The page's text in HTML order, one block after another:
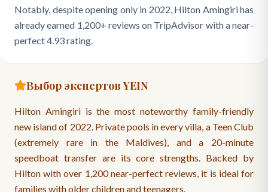
Notably, despite opening only in 2022, Hilton Amingiri has
already earned 1,200+ reviews on TripAdvisor with a near-
perfect 4.93 rating.
Выбор экспертов YEIN
Hilton Amingiri is the most noteworthy family-friendly
new island of 2022. Private pools in every villa, a Teen Club
(extremely rare in the Maldives), and a 20-minute
speedboat transfer are its core strengths. Backed by
Hilton with over 1,200 near-perfect reviews, it is ideal for
families with older children and teenagers.